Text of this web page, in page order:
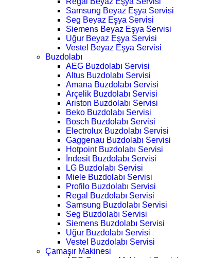
Samsung Beyaz Eşya Servisi
Seg Beyaz Eşya Servisi
Siemens Beyaz Eşya Servisi
Uğur Beyaz Eşya Servisi
Vestel Beyaz Eşya Servisi
Buzdolabı
AEG Buzdolabı Servisi
Altus Buzdolabı Servisi
Amana Buzdolabı Servisi
Arçelik Buzdolabı Servisi
Ariston Buzdolabı Servisi
Beko Buzdolabı Servisi
Bosch Buzdolabı Servisi
Electrolux Buzdolabı Servisi
Gaggenau Buzdolabı Servisi
Hotpoint Buzdolabı Servisi
İndesit Buzdolabı Servisi
LG Buzdolabı Servisi
Miele Buzdolabı Servisi
Profilo Buzdolabı Servisi
Regal Buzdolabı Servisi
Samsung Buzdolabı Servisi
Seg Buzdolabı Servisi
Siemens Buzdolabı Servisi
Uğur Buzdolabı Servisi
Vestel Buzdolabı Servisi
Çamaşır Makinesi